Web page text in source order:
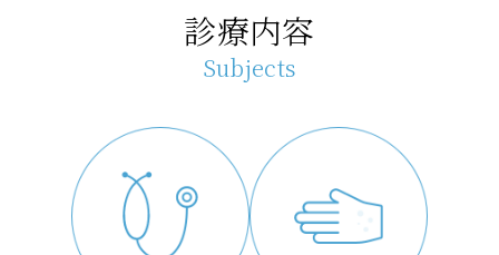
診療内容
Subjects